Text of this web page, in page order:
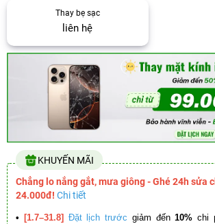
Thay bẹ sạc
liên hệ
KHUYẾN MÃI
Chẳng lo nắng gắt, mưa giông - Ghé 24h sửa
24.000đ! Chi tiết
• [1.7–31.8] Đặt lịch trước giảm đến10% chi